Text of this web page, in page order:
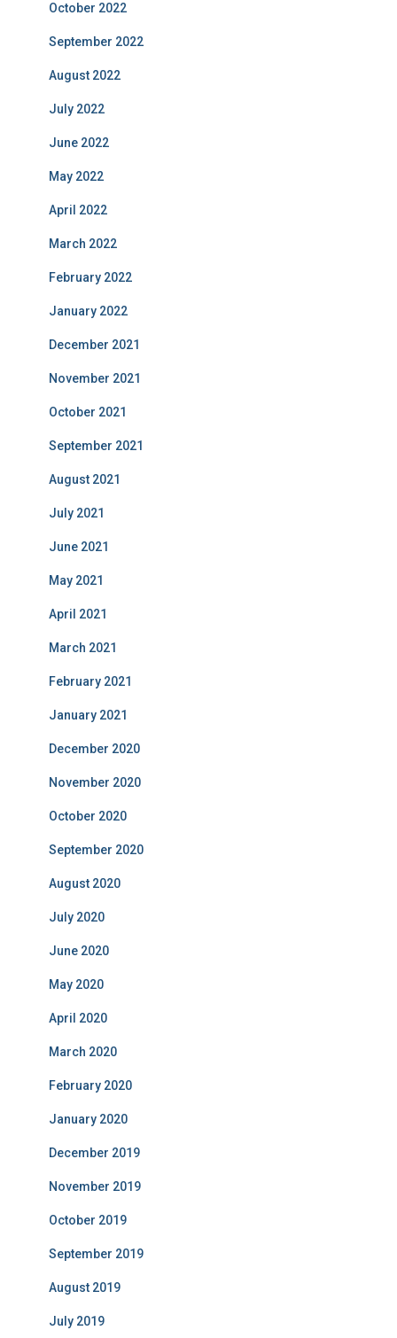
October 2022
September 2022
August 2022
July 2022
June 2022
May 2022
April 2022
March 2022
February 2022
January 2022
December 2021
November 2021
October 2021
September 2021
August 2021
July 2021
June 2021
May 2021
April 2021
March 2021
February 2021
January 2021
December 2020
November 2020
October 2020
September 2020
August 2020
July 2020
June 2020
May 2020
April 2020
March 2020
February 2020
January 2020
December 2019
November 2019
October 2019
September 2019
August 2019
July 2019